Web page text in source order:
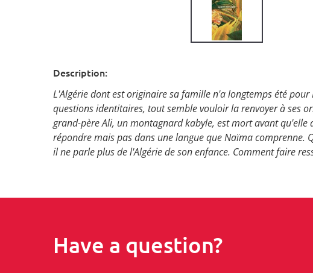
Description:
L'Algérie dont est originaire sa famille n'a longtemps été
questions identitaires, tout semble vouloir la renvoyer à ses
grand-père Ali, un montagnard kabyle, est mort avant
répondre mais pas dans une langue que Naïma comprenne.
il ne parle plus de l'Algérie de son enfance. Comment faire
Have a question?